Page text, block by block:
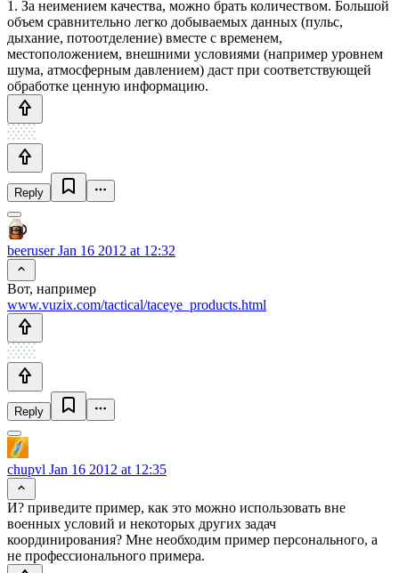
1. За неимением качества, можно брать количеством. Большой
объем сравнительно легко добываемых данных (пульс,
дыхание, потоотделение) вместе с временем,
местоположением, внешними условиями (например уровнем
шума, атмосферным давлением) даст при соответствующей
обработке ценную информацию.
Reply
beeruserJan 16 2012 at 12:32
Вот, например
www.vuzix.com/tactical/taceye_products.html
Reply
chupvl Jan 16 2012 at 12:35
И? приведите пример, как это можно использовать вне
военных условий и некоторых других задач
координирования? Мне необходим пример персонального, а
не профессионального примера.